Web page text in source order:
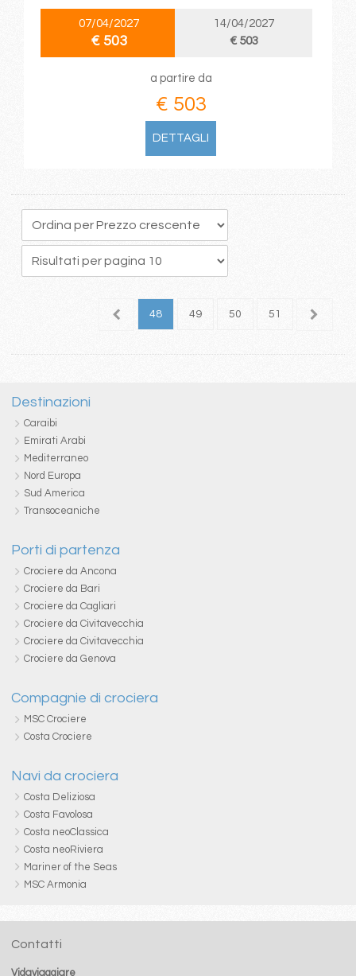
07/04/2027
€ 503
14/04/2027
€ 503
a partire da
€ 503
DETTAGLI
47 48 49 50 51 52
Destinazioni
Caraibi
Emirati Arabi
Mediterraneo
Nord Europa
Sud America
Transoceaniche
Porti di partenza
Crociere da Ancona
Crociere da Bari
Crociere da Cagliari
Crociere da Civitavecchia
Crociere da Civitavecchia
Crociere da Genova
Compagnie di crociera
MSC Crociere
Costa Crociere
Navi da crociera
Costa Deliziosa
Costa Favolosa
Costa neoClassica
Costa neoRiviera
Mariner of the Seas
MSC Armonia
Contatti
Vidaviaggiare